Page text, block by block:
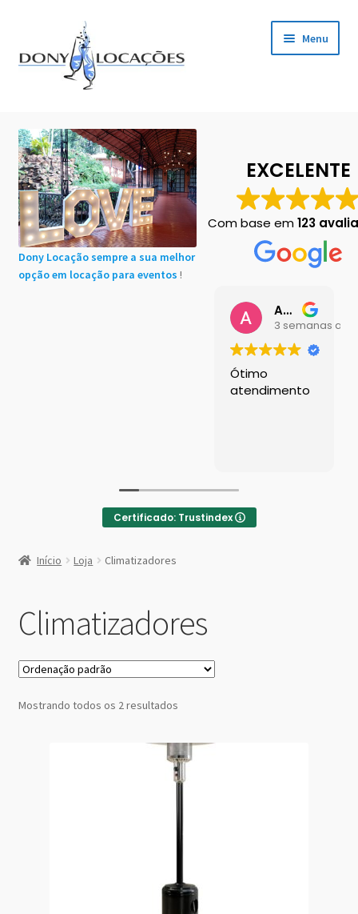
para
navegação
para
o
Menu
Cadastro de Clientes
Carrinho
Chácaras em Botucatu
Contact
Parallax Shop
Big Sale
Fullscreen Fashion
Dony Locação sempre a sua melhor
opção em locação para eventos !
EXCELENTE
Com base em123
Ana Buttini
3 semanas
Ótimo
atendimento
Certificado: Trustindex
Aquecedor
Externo
Preto
Chapéu
Início Loja Climatizadores
Climatizadores
Mostrando todos os 2 resultados